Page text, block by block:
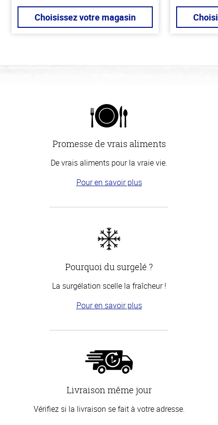
Choisissez votre magasin
Promesse de vrais aliments
De vrais aliments pour la vraie vie.
Pour en savoir plus
Pourquoi du surgelé ?
La surgélation scelle la fraîcheur !
Pour en savoir plus
Livraison même jour
Vérifiez si la livraison se fait à votre adresse.